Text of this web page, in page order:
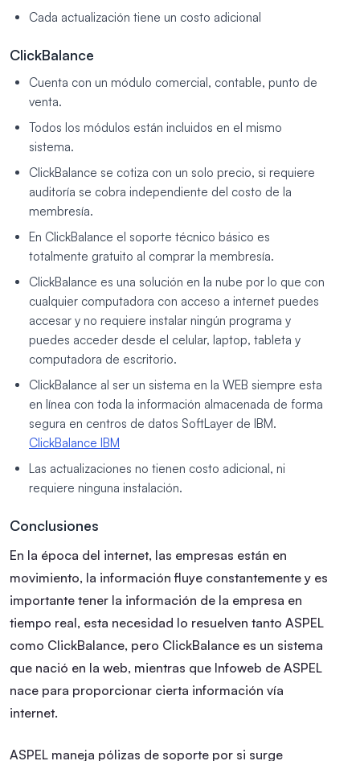
Cada actualización tiene un costo adicional
ClickBalance
Cuenta con un módulo comercial, contable, punto de
venta.
Todos los módulos están incluidos en el mismo
sistema.
ClickBalance se cotiza con un solo precio, si requiere
auditoría se cobra independiente del costo de la
membresía.
En ClickBalance el soporte técnico básico es
totalmente gratuito al comprar la membresía.
ClickBalance es una solución en la nube por lo que con
cualquier computadora con acceso a internet puedes
accesar y no requiere instalar ningún programa y
puedes acceder desde el celular, laptop, tableta y
computadora de escritorio.
ClickBalance al ser un sistema en la WEB siempre esta
en línea con toda la información almacenada de forma
segura en centros de datos SoftLayer de IBM.
ClickBalance IBM
Las actualizaciones no tienen costo adicional, ni
requiere ninguna instalación.
Conclusiones
En la época del internet, las empresas están en
movimiento, la información fluye constantemente y es
importante tener la información de la empresa en
tiempo real, esta necesidad lo resuelven tanto ASPEL
como ClickBalance, pero ClickBalance es un sistema
que nació en la web, mientras que Infoweb de ASPEL
nace para proporcionar cierta información vía
internet.
ASPEL maneja pólizas de soporte por si surge